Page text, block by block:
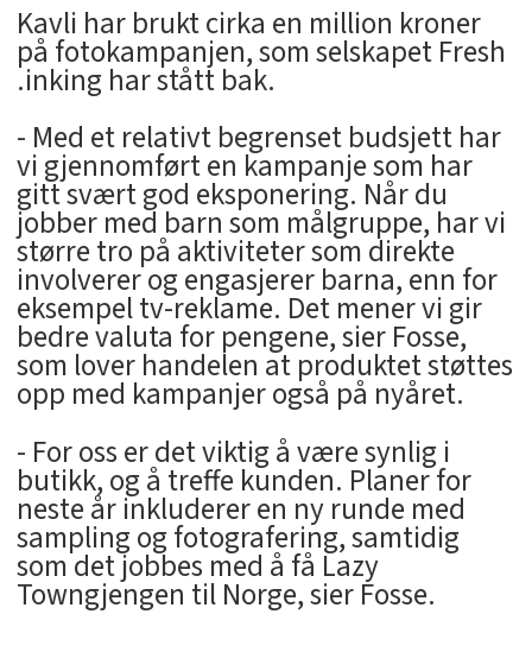
Kavli har brukt cirka en million kroner
på fotokampanjen, som selskapet Fresh
.inking har stått bak.
- Med et relativt begrenset budsjett har
vi gjennomført en kampanje som har
gitt svært god eksponering. Når du
jobber med barn som målgruppe, har vi
større tro på aktiviteter som direkte
involverer og engasjerer barna, enn for
eksempel tv-reklame. Det mener vi gir
bedre valuta for pengene, sier Fosse,
som lover handelen at produktet støttes
opp med kampanjer også på nyåret.
- For oss er det viktig å være synlig i
butikk, og å treffe kunden. Planer for
neste år inkluderer en ny runde med
sampling og fotografering, samtidig
som det jobbes med å få Lazy
Towngjengen til Norge, sier Fosse.